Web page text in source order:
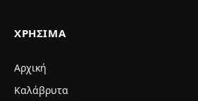
ΧΡΉΣΙΜΑ
Αρχική
Καλάβρυτα